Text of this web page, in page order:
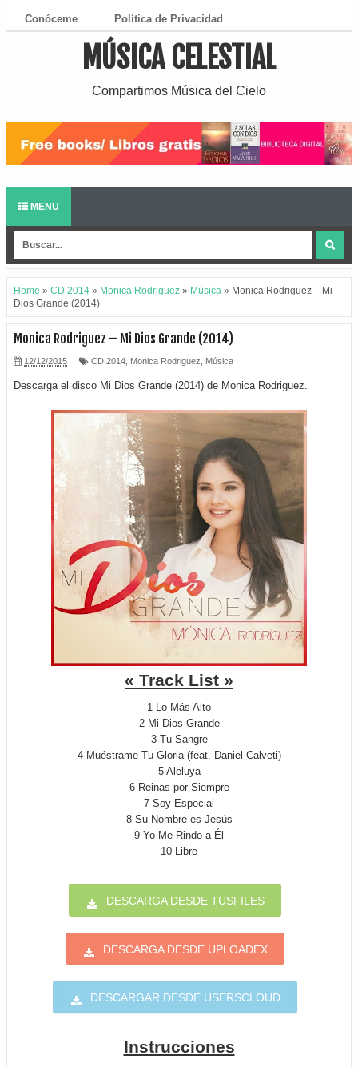
Conóceme Política de Privacidad
¿Cómo Descargar?MÚSICA CELESTIAL
Compartimos Música del Cielo
MENU
Home » CD 2014 » Monica Rodriguez » Música » Monica Rodriguez – Mi
Dios Grande (2014)
Monica Rodriguez – Mi Dios Grande (2014)
12/12/2015 CD 2014 Monica Rodriguez Música
Descarga el disco Mi Dios Grande (2014) de Monica Rodriguez.
« Track List »
1 Lo Más Alto
2 Mi Dios Grande
3 Tu Sangre
4 Muéstrame Tu Gloria (feat. Daniel Calveti)
5 Aleluya
6 Reinas por Siempre
7 Soy Especial
8 Su Nombre es Jesús
9 Yo Me Rindo a Él
10 Libre
DESCARGA DESDE TUSFILES
DESCARGA DESDE UPLOADEX
DESCARGAR DESDE USERSCLOUD
Instrucciones